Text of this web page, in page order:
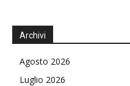
Archivi
Agosto 2026
Luglio 2026